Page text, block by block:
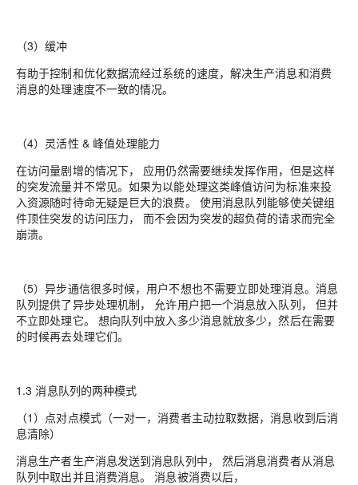
（3）缓冲
有助于控制和优化数据流经过系统的速度，解决生产消息和消费
消息的处理速度不一致的情况。
（4）灵活性 & 峰值处理能力
在访问量剧增的情况下， 应用仍然需要继续发挥作用，但是这样
的突发流量并不常见。如果为以能处理这类峰值访问为标准来投
入资源随时待命无疑是巨大的浪费。 使用消息队列能够使关键组
件顶住突发的访问压力， 而不会因为突发的超负荷的请求而完全
崩溃。
（5）异步通信很多时候，用户不想也不需要立即处理消息。消息
队列提供了异步处理机制， 允许用户把一个消息放入队列， 但并
不立即处理它。 想向队列中放入多少消息就放多少，然后在需要
的时候再去处理它们。
1.3 消息队列的两种模式
（1）点对点模式（一对一，消费者主动拉取数据，消息收到后消
息清除）
消息生产者生产消息发送到消息队列中， 然后消息消费者从消息
队列中取出并且消费消息。 消息被消费以后，